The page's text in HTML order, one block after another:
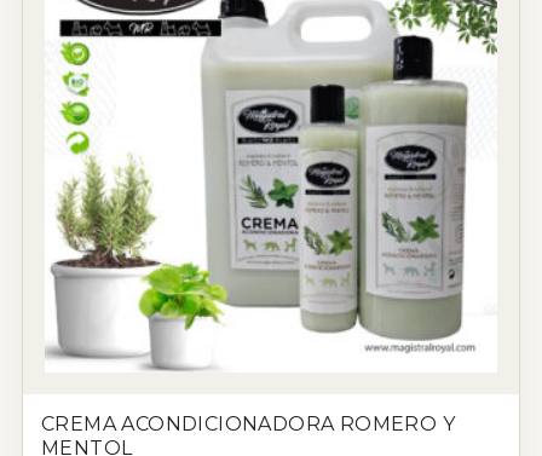
CREMA ACONDICIONADORA ROMERO Y
MENTOL